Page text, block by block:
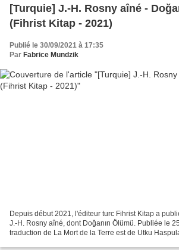
[Turquie] J.-H. Rosny aîné -
(Fihrist Kitap - 2021)
Publié le 30/09/2021 à 17:35
Par Fabrice Mundzik
Depuis début 2021, l'éditeur turc Fihrist Kitap a
J.-H. Rosny aîné, dont Doğanın Ölümü. Publiée le
traduction de La Mort de la Terre est de Utku